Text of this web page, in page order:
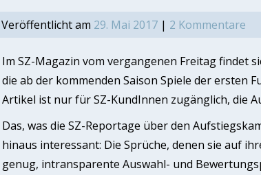
Veröffentlicht am 29. Mai 2017| 2 Kommentare
Im SZ-Magazin vom vergangenen Freitag findet
die ab der kommenden Saison Spiele der ersten
Artikel ist nur für SZ-KundInnen zugänglich, die
Das, was die SZ-Reportage über den
hinaus interessant: Die Sprüche, denen sie auf
genug, intransparente Auswahl- und